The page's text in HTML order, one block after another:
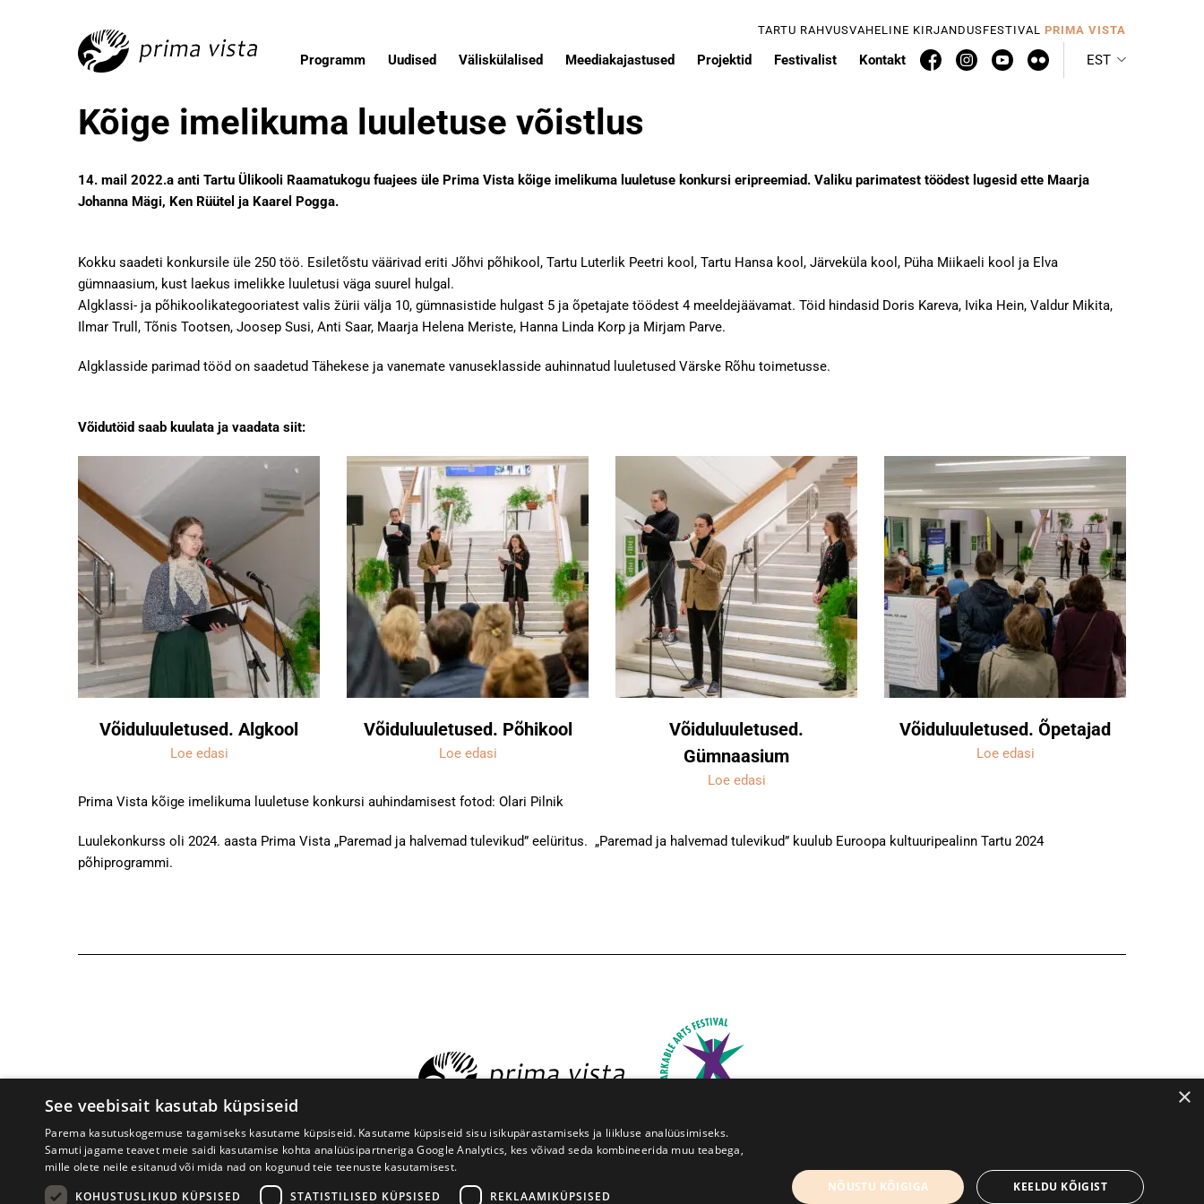
TARTU RAHVUSVAHELINE KIRJANDUSFESTIVAL PRIMA VISTA
Programm Uudised Väliskülalised Meediakajastused Projektid Festivalist Kontakt EST
Kõige imelikuma luuletuse võistlus
14. mail 2022.a anti Tartu Ülikooli Raamatukogu fuajees üle Prima Vista kõige imelikuma luuletuse konkursi eripreemiad. Valiku parimatest töödest lugesid ette Maarja
Johanna Mägi, Ken Rüütel ja Kaarel Pogga.
Kokku saadeti konkursile üle 250 töö. Esiletõstu väärivad eriti Jõhvi põhikool, Tartu Luterlik Peetri kool, Tartu Hansa kool, Järveküla kool, Püha Miikaeli kool ja Elva
gümnaasium, kust laekus imelikke luuletusi väga suurel hulgal.
Algklassi- ja põhikoolikategooriatest valis žürii välja 10, gümnasistide hulgast 5 ja õpetajate töödest 4 meeldejäävamat. Töid hindasid Doris Kareva, Ivika Hein, Valdur Mikita,
Ilmar Trull, Tõnis Tootsen, Joosep Susi, Anti Saar, Maarja Helena Meriste, Hanna Linda Korp ja Mirjam Parve.
Algklasside parimad tööd on saadetud Tähekese ja vanemate vanuseklasside auhinnatud luuletused Värske Rõhu toimetusse.
Võidutöid saab kuulata ja vaadata siit:
Võiduluuletused. Algkool
Loe edasi
Võiduluuletused. Põhikool
Loe edasi
Võiduluuletused.
Gümnaasium
Loe edasi
Võiduluuletused. Õpetajad
Loe edasi
Prima Vista kõige imelikuma luuletuse konkursi auhindamisest fotod: Olari Pilnik
Luulekonkurss oli 2024. aasta Prima Vista „Paremad ja halvemad tulevikud” eelüritus. „Paremad ja halvemad tulevikud” kuulub Euroopa kultuuripealinn Tartu 2024
põhiprogrammi.
Prima Vista kirjandusfestival W. Struve 1, Tartu 50091 info@kirjandusfestival.tartu.ee Kontaktid
×
See veebisait kasutab küpsiseid
Parema kasutuskogemuse tagamiseks kasutame küpsiseid. Kasutame küpsiseid sisu isikupärastamiseks ja liikluse analüüsimiseks.
Samuti jagame teavet meie saidi kasutamise kohta analüüsipartneriga Google Analytics, kes võivad seda kombineerida muu teabega,
mille olete neile esitanud või mida nad on kogunud teie teenuste kasutamisest.
KOHUSTUSLIKUD KÜPSISED
STATISTILISED KÜPSISED REKLAAMIKÜPSISED
NÕUSTU KÕIGIGA KEELDU KÕIGIST